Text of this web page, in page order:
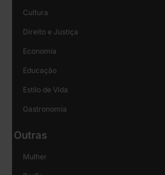
Cultura
Direito e Justiça
Economia
Educação
Estilo de Vida
Gastronomia
Outras
Mulher